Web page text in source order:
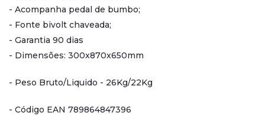
- Acompanha pedal de bumbo;
- Fonte bivolt chaveada;
- Garantia 90 dias
- Dimensões: 300x870x650mm
- Peso Bruto/Liquido - 26Kg/22Kg
- Código EAN 789864847396